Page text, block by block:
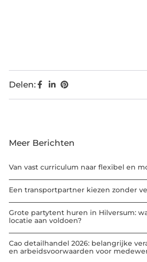
Delen:
Meer Berichten
Van vast curriculum naar flexibel en
Een transportpartner kiezen zonder
Grote partytent huren in Hilversum:
locatie aan voldoen?
Cao detailhandel 2026: belangrijke
en arbeidsvoorwaarden voor